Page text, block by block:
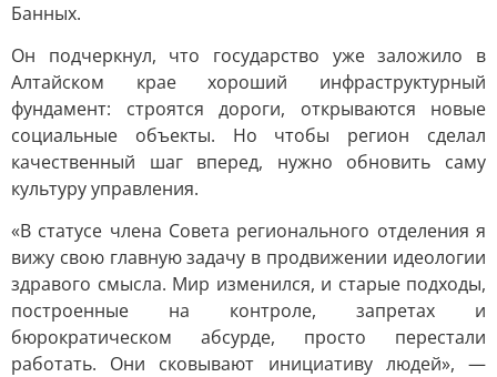
Банных.
Он подчеркнул, что государство уже заложило в
Алтайском крае хороший инфраструктурный
фундамент: строятся дороги, открываются новые
социальные объекты. Но чтобы регион сделал
качественный шаг вперед, нужно обновить саму
культуру управления.
«В статусе члена Совета регионального отделения я
вижу свою главную задачу в продвижении идеологии
здравого смысла. Мир изменился, и старые подходы,
построенные на контроле, запретах и
бюрократическом абсурде, просто перестали
работать. Они сковывают инициативу людей», —